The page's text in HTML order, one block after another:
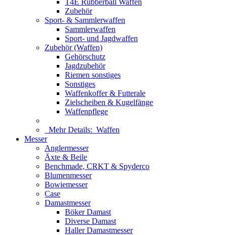
T4E Rubberball Waffen
Zubehör
Sport- & Sammlerwaffen
Sammlerwaffen
Sport- und Jagdwaffen
Zubehör (Waffen)
Gehörschutz
Jagdzubehör
Riemen sonstiges
Sonstiges
Waffenkoffer & Futterale
Zielscheiben & Kugelfänge
Waffenpflege
Mehr Details: Waffen
Messer
Anglermesser
Äxte & Beile
Benchmade, CRKT & Spyderco
Blumenmesser
Bowiemesser
Case
Damastmesser
Böker Damast
Diverse Damast
Haller Damastmesser